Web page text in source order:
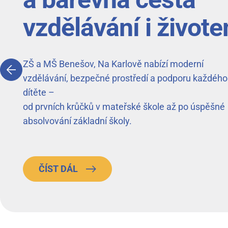
vzdělávání i
ZŠ a MŠ Benešov, Na Karlově nabízí moderní
vzdělávání, bezpečné prostředí a podporu každého
dítěte –
od prvních krůčků v mateřské škole až po úspěšné
absolvování základní školy.
ČÍST DÁL